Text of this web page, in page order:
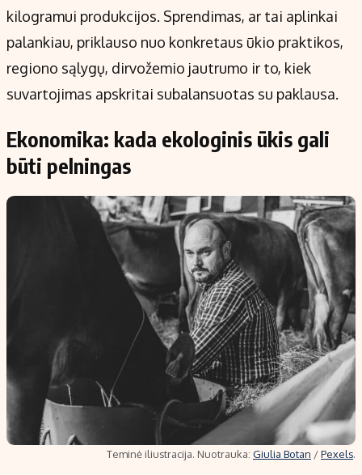
kilogramui produkcijos. Sprendimas, ar tai aplinkai
palankiau, priklauso nuo konkretaus ūkio praktikos,
regiono sąlygų, dirvožemio jautrumo ir to, kiek
suvartojimas apskritai subalansuotas su paklausa.
Ekonomika: kada ekologinis ūkis gali
būti pelningas
Teminė iliustracija. Nuotrauka: Giulia Botan /Pexels.